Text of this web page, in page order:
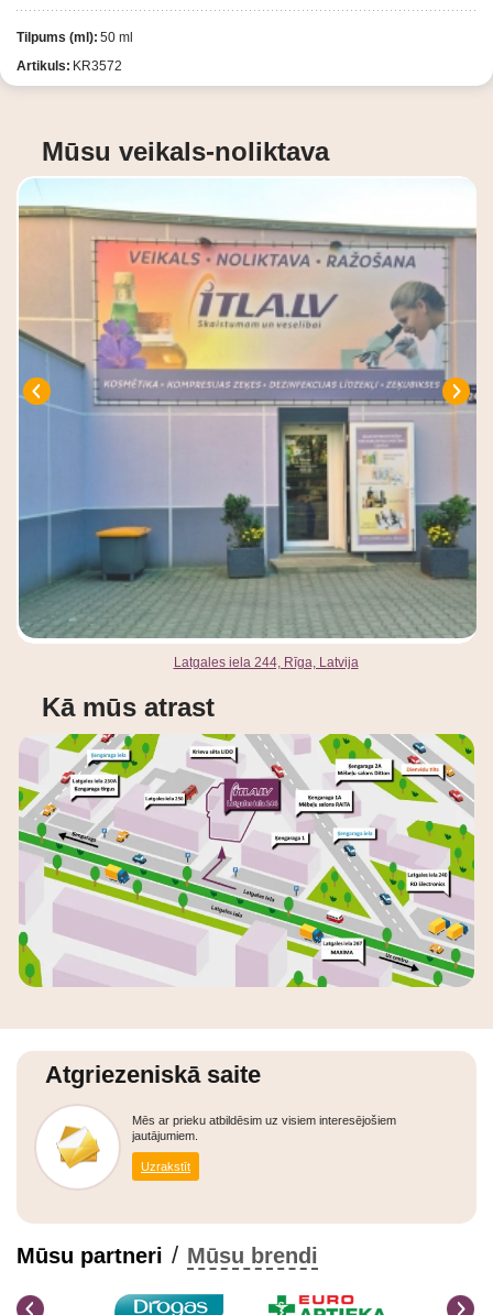
Tilpums (ml): 50 ml
Artikuls: KR3572
Mūsu veikals-noliktava
Latgales iela 244, Rīga, Latvija
Kā mūs atrast
Mūsu partneri / Mūsu brendi
Atgriezeniskā saite
Mēs ar prieku atbildēsim uz visiem interesējošiem
jautājumiem.
Uzrakstīt